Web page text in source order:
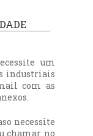
um
industriais
com as
necessite
chamar no